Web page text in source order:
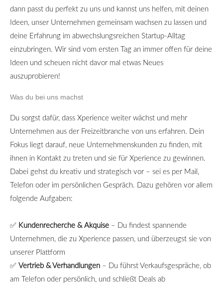
dann passt du perfekt zu uns und kannst uns helfen, mit deinen
Ideen, unser Unternehmen gemeinsam wachsen zu lassen und
deine Erfahrung im abwechslungsreichen Startup-Alltag
einzubringen. Wir sind vom ersten Tag an immer offen für deine
Ideen und scheuen nicht davor mal etwas Neues
auszuprobieren!
Was du bei uns machst
Du sorgst dafür, dass Xperience weiter wächst und mehr
Unternehmen aus der Freizeitbranche von uns erfahren. Dein
Fokus liegt darauf, neue Unternehmenskunden zu finden, mit
ihnen in Kontakt zu treten und sie für Xperience zu gewinnen.
Dabei gehst du kreativ und strategisch vor – sei es per Mail,
Telefon oder im persönlichen Gespräch. Dazu gehören vor allem
folgende Aufgaben:
✅ Kundenrecherche & Akquise – Du findest spannende
Unternehmen, die zu Xperience passen, und ü berzeugst sie von
unserer Plattform
✅ Vertrieb & Verhandlungen – Du fü hrst Verkaufsgespräche, ob
am Telefon oder persönlich, und schließt Deals ab